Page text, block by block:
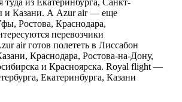
и Казани. А Azur air — еще
Ростова, Краснодара,
перевозчики
air готов полететь в Лиссабон
Краснодара, Ростова-на-Дону,
и Красноярска. Royal flight —
Екатеринбурга, Казани